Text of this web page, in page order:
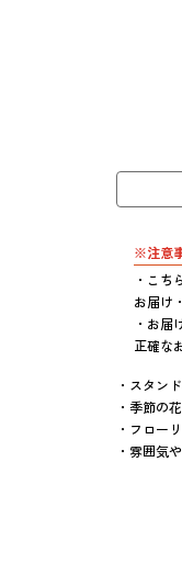
※注意
・こち
お届け
・お届
正確な
・スタン
・季節の
・フロー